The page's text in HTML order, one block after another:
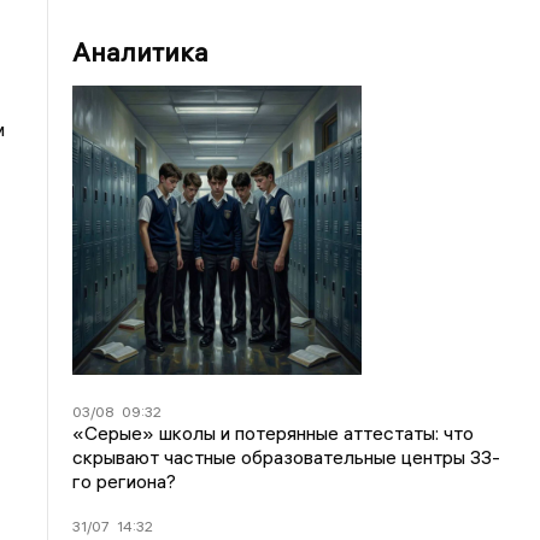
Аналитика
03/08 09:32
«Серые» школы и потерянные аттестаты: что
скрывают частные образовательные центры 33-
го региона?
31/07 14:32